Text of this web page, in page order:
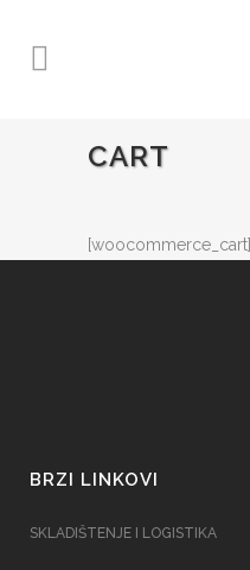
CART
[woocommerce_cart]
BRZI LINKOVI
SKLADIŠTENJE I LOGISTIKA